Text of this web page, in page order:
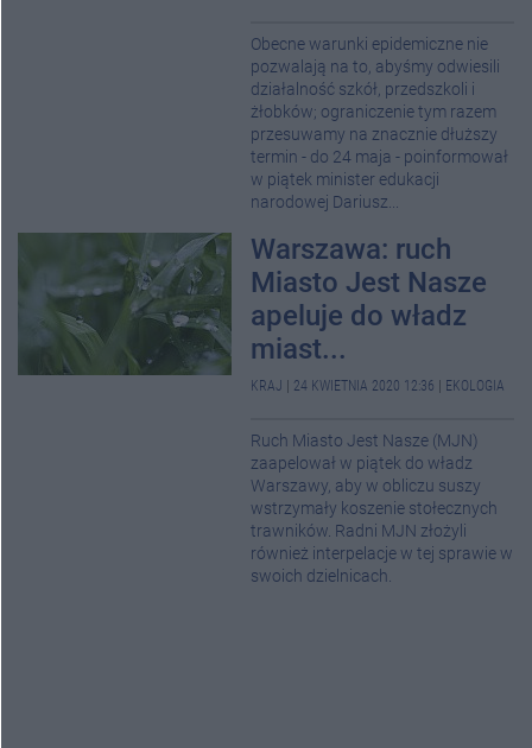
Obecne warunki epidemiczne nie
pozwalają na to, abyśmy odwiesili
działalność szkół, przedszkoli i
żłobków; ograniczenie tym razem
przesuwamy na znacznie dłuższy
termin - do 24 maja - poinformował
w piątek minister edukacji
narodowej Dariusz...
Warszawa: ruch
Miasto Jest Nasze
apeluje do władz
miast...
KRAJ 24 KWIETNIA 2020 12:36 EKOLOGIA
Ruch Miasto Jest Nasze (MJN)
zaapelował w piątek do władz
Warszawy, aby w obliczu suszy
wstrzymały koszenie stołecznych
trawników. Radni MJN złożyli
również interpelacje w tej sprawie w
swoich dzielnicach.